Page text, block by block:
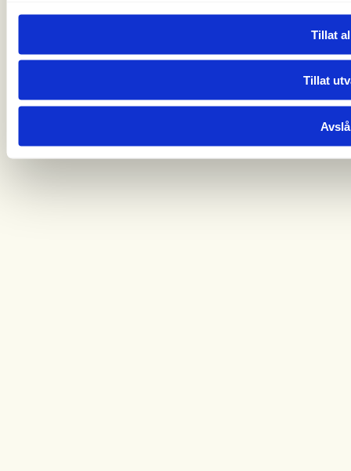
Tillat
Tillat
Avslå